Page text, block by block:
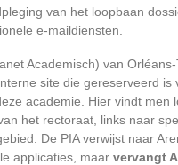
van het loopbaan
e-maildiensten.
Academisch) van
site die gereserveerd is
academie. Hier vindt men
het rectoraat, links naar
De PIA verwijst naar
applicaties, maar vervangt